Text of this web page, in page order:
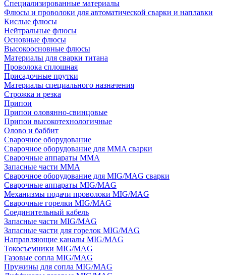
Специализированные материалы
Флюсы и проволоки для автоматической сварки и наплавки
Кислые флюсы
Нейтральные флюсы
Основные флюсы
Высокоосновные флюсы
Материалы для сварки титана
Проволока сплошная
Присадочные прутки
Материалы специального назначения
Строжка и резка
Припои
Припои оловянно-свинцовые
Припои высокотехнологичные
Олово и баббит
Сварочное оборудование
Сварочное оборудование для MMA сварки
Сварочные аппараты MMA
Запасные части MMA
Сварочное оборудование для MIG/MAG сварки
Сварочные аппараты MIG/MAG
Механизмы подачи проволоки MIG/MAG
Сварочные горелки MIG/MAG
Соединительный кабель
Запасные части MIG/MAG
Запасные части для горелок MIG/MAG
Направляющие каналы MIG/MAG
Токосъемники MIG/MAG
Газовые сопла MIG/MAG
Пружины для сопла MIG/MAG